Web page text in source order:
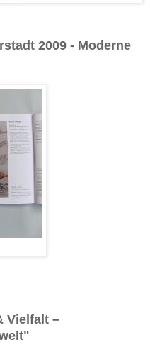
2009 - Moderne
Vielfalt –